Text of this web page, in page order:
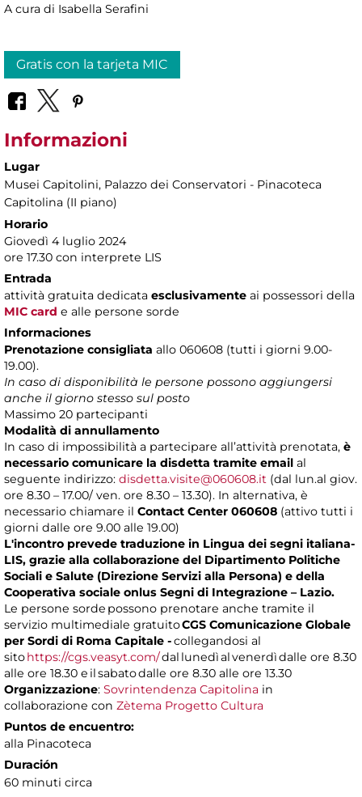
A cura di Isabella Serafini
Gratis con la tarjeta MIC
Informazioni
Lugar
Musei Capitolini, Palazzo dei Conservatori - Pinacoteca
Capitolina (II piano)
Horario
Giovedì 4 luglio 2024
ore 17.30 con interprete LIS
Entrada
attività gratuita dedicata esclusivamente ai possessori della
MIC card e alle persone sorde
Informaciones
Prenotazione consigliata allo 060608 (tutti i giorni 9.00-
19.00).
In caso di disponibilità le persone possono aggiungersi
anche il giorno stesso sul posto
Massimo 20 partecipanti
Modalità di annullamento
In caso di impossibilità a partecipare all’attività prenotata, è
necessario comunicare la disdetta tramite email al
seguente indirizzo: disdetta.visite@060608.it (dal lun.al giov.
ore 8.30 – 17.00/ ven. ore 8.30 – 13.30). In alternativa, è
necessario chiamare il Contact Center 060608 (attivo tutti i
giorni dalle ore 9.00 alle 19.00)
L'incontro prevede traduzione in Lingua dei segni italiana-
LIS, grazie alla collaborazione del Dipartimento Politiche
Sociali e Salute (Direzione Servizi alla Persona) e della
Cooperativa sociale onlus Segni di Integrazione – Lazio.
Le persone sorde possono prenotare anche tramite il
servizio multimediale gratuitoCGS Comunicazione Globale
per Sordi di Roma Capitale -collegandosi al
sitohttps://cgs.veasyt.com/dal lunedì al venerdì dalle ore 8.30
alle ore 18.30 e il sabato dalle ore 8.30 alle ore 13.30
Organizzazione: Sovrintendenza Capitolina in
collaborazione con Zètema Progetto Cultura
Puntos de encuentro:
alla Pinacoteca
Duración
60 minuti circa